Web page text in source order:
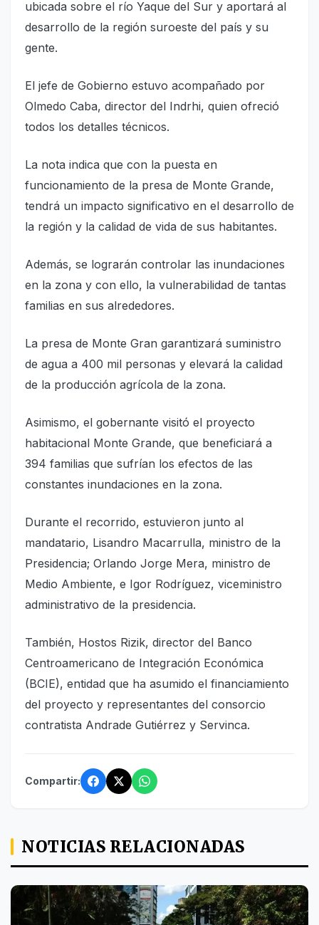
ubicada sobre el río Yaque del Sur y aportará al
desarrollo de la región suroeste del país y su
gente.
El jefe de Gobierno estuvo acompañado por
Olmedo Caba, director del Indrhi, quien ofreció
todos los detalles técnicos.
La nota indica que con la puesta en
funcionamiento de la presa de Monte Grande,
tendrá un impacto significativo en el desarrollo de
la región y la calidad de vida de sus habitantes.
Además, se lograrán controlar las inundaciones
en la zona y con ello, la vulnerabilidad de tantas
familias en sus alrededores.
La presa de Monte Gran garantizará suministro
de agua a 400 mil personas y elevará la calidad
de la producción agrícola de la zona.
Asimismo, el gobernante visitó el proyecto
habitacional Monte Grande, que beneficiará a
394 familias que sufrían los efectos de las
constantes inundaciones en la zona.
Durante el recorrido, estuvieron junto al
mandatario, Lisandro Macarrulla, ministro de la
Presidencia; Orlando Jorge Mera, ministro de
Medio Ambiente, e Igor Rodríguez, viceministro
administrativo de la presidencia.
También, Hostos Rizik, director del Banco
Centroamericano de Integración Económica
(BCIE), entidad que ha asumido el financiamiento
del proyecto y representantes del consorcio
contratista Andrade Gutiérrez y Servinca.
Compartir:
NOTICIAS RELACIONADAS